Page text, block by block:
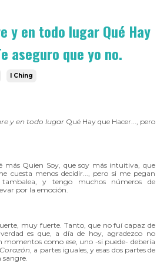
y en todo lugar Qué Hay
aseguro que yo no.
I Ching
y en todo lugar Qué Hay que Hacer..., pero
más Quien Soy, que soy más intuitiva, que
cuesta menos decidir..., pero si me pegan
y tengo muchos números de
por la emoción.
muy fuerte. Tanto, que no fuí capaz de
es que, a día de hoy, agradezco no
momentos como ese, uno -si puede- debería
, a partes iguales, y esas dos partes de